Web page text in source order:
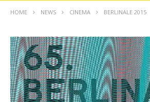
HOME NEWS CINEMA BERLINALE 2015